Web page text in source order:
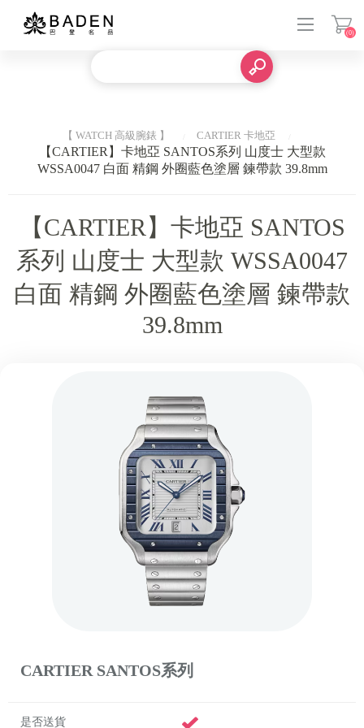
(0)
【 WATCH 高級腕錶 】 CARTIER 卡地亞
【CARTIER】卡地亞 SANTOS系列 山度士 大型款
WSSA0047 白面 精鋼 外圈藍色塗層 鍊帶款 39.8mm
【CARTIER】卡地亞 SANTOS
系列 山度士 大型款 WSSA0047
白面 精鋼 外圈藍色塗層 鍊帶款
39.8mm
CARTIER SANTOS系列
是否送貨